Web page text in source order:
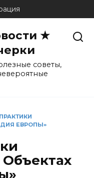
★
советы,
ЕВРОПЫ»
Объектах